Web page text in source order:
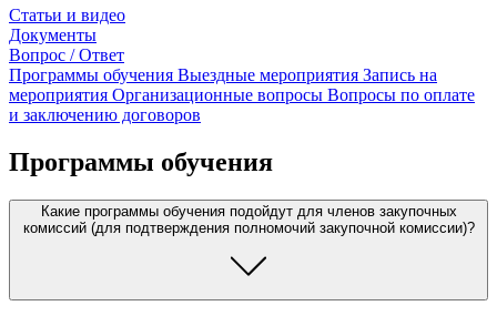
Статьи и видео
Документы
Вопрос / Ответ
Программы обучения Выездные мероприятия Запись на
мероприятия Организационные вопросы Вопросы по оплате
и заключению договоров
Программы обучения
Какие программы обучения подойдут для членов закупочных
комиссий (для подтверждения полномочий закупочной комиссии)?